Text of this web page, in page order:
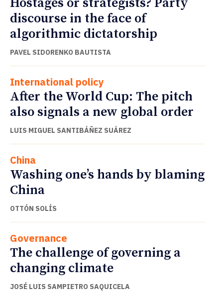
discourse in the face of
algorithmic dictatorship
PAVEL SIDORENKO BAUTISTA
International policy
After the World Cup: The pitch
also signals a new global order
LUIS MIGUEL SANTIBÁÑEZ SUÁREZ
China
Washing one’s hands by blaming
China
OTTÓN SOLÍS
Governance
The challenge of governing a
changing climate
JOSÉ LUIS SAMPIETRO SAQUICELA